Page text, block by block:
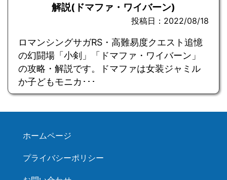
解説(ドマファ・ワイバーン)
投稿日：2022/08/18
ロマンシングサガRS・高難易度クエスト追憶
の幻闘場「小剣」「ドマファ・ワイバーン」
の攻略・解説です。ドマファは女装ジャミル
か子どもモニカ･･･
ホームページ
プライバシーポリシー